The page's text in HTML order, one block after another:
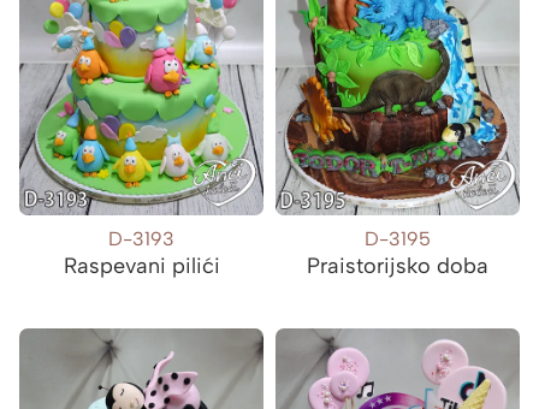
D-3193
Raspevani pilići
D-3195
Praistorijsko doba